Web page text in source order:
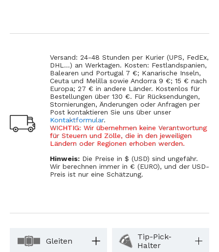
Versand: 24-48 Stunden per Kurier (UPS, FedEx,
DHL...) an Werktagen. Kosten: Festlandspanien,
Balearen und Portugal 7 €; Kanarische Inseln,
Ceuta und Melilla sowie Andorra 9 €; 15 € nach
Europa; 27 € in andere Länder. Kostenlos für
Bestellungen über 130 €. Für Rücksendungen,
Stornierungen, Änderungen oder Anfragen per
Post kontaktieren Sie uns über unser
Kontaktformular.
WICHTIG: Wir übernehmen keine Verantwortung
für Steuern und Zölle, die in den jeweiligen
Ländern oder Regionen erhoben werden.
Hinweis: Die Preise in $ (USD) sind ungefähr.
Wir berechnen immer in € (EURO), und der USD-
Preis ist nur eine Schätzung.
Gleiten
Tip-Pick-
Halter